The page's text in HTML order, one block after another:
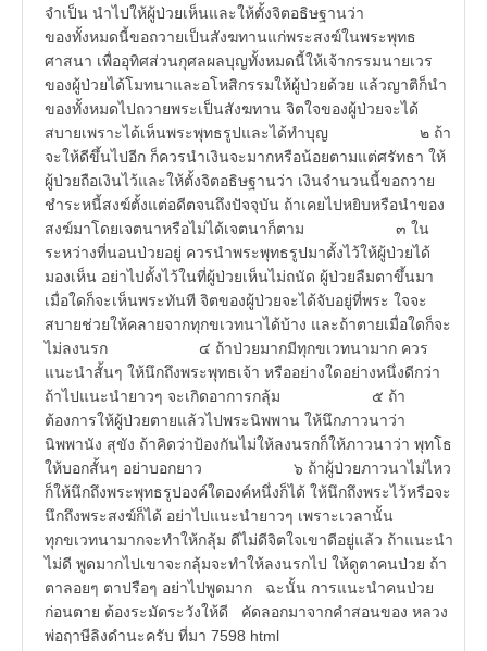
จำเป็น นำไปให้ผู้ป่วยเห็นและให้ตั้งจิตอธิษฐานว่า
ของทั้งหมดนี้ขอถวายเป็นสังฆทานแก่พระสงฆ์ในพระพุทธ
ศาสนา เพื่ออุทิศส่วนกุศลผลบุญทั้งหมดนี้ให้เจ้ากรรมนายเวร
ของผู้ป่วยได้โมทนาและอโหสิกรรมให้ผู้ป่วยด้วย แล้วญาติก็นำ
ของทั้งหมดไปถวายพระเป็นสังฆทาน จิตใจของผู้ป่วยจะได้
สบายเพราะได้เห็นพระพุทธรูปและได้ทำบุญ ๒ ถ้า
จะให้ดีขึ้นไปอีก ก็ควรนำเงินจะมากหรือน้อยตามแต่ศรัทธา ให้
ผู้ป่วยถือเงินไว้และให้ตั้งจิตอธิษฐานว่า เงินจำนวนนี้ขอถวาย
ชำระหนี้สงฆ์ตั้งแต่อดีตจนถึงปัจจุบัน ถ้าเคยไปหยิบหรือนำของ
สงฆ์มาโดยเจตนาหรือไม่ได้เจตนาก็ตาม ๓ ใน
ระหว่างที่นอนป่วยอยู่ ควรนำพระพุทธรูปมาตั้งไว้ให้ผู้ป่วยได้
มองเห็น อย่าไปตั้งไว้ในที่ผู้ป่วยเห็นไม่ถนัด ผู้ป่วยลืมตาขึ้นมา
เมื่อใดก็จะเห็นพระทันที จิตของผู้ป่วยจะได้จับอยู่ที่พระ ใจจะ
สบายช่วยให้คลายจากทุกขเวทนาได้บ้าง และถ้าตายเมื่อใดก็จะ
ไม่ลงนรก ๔ ถ้าป่วยมากมีทุกขเวทนามาก ควร
แนะนำสั้นๆ ให้นึกถึงพระพุทธเจ้า หรืออย่างใดอย่างหนึ่งดีกว่า
ถ้าไปแนะนำยาวๆ จะเกิดอาการกลุ้ม ๕ ถ้า
ต้องการให้ผู้ป่วยตายแล้วไปพระนิพพาน ให้นึกภาวนาว่า
นิพพานัง สุขัง ถ้าคิดว่าป้องกันไม่ให้ลงนรกก็ให้ภาวนาว่า พุทโธ
ให้บอกสั้นๆ อย่าบอกยาว ๖ ถ้าผู้ป่วยภาวนาไม่ไหว
ก็ให้นึกถึงพระพุทธรูปองค์ใดองค์หนึ่งก็ได้ ให้นึกถึงพระไว้หรือจะ
นึกถึงพระสงฆ์ก็ได้ อย่าไปแนะนำยาวๆ เพราะเวลานั้น
ทุกขเวทนามากจะทำให้กลุ้ม ดีไม่ดีจิตใจเขาดีอยู่แล้ว ถ้าแนะนำ
ไม่ดี พูดมากไปเขาจะกลุ้มจะทำให้ลงนรกไป ให้ดูตาคนป่วย ถ้า
ตาลอยๆ ตาปรือๆ อย่าไปพูดมาก ฉะนั้น การแนะนำคนป่วย
ก่อนตาย ต้องระมัดระวังให้ดี คัดลอกมาจากคำสอนของ หลวง
พ่อฤาษีลิงดำนะครับ ที่มา 7598 html